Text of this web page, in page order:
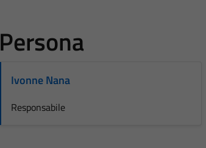
Persona
Ivonne Nana
Responsabile